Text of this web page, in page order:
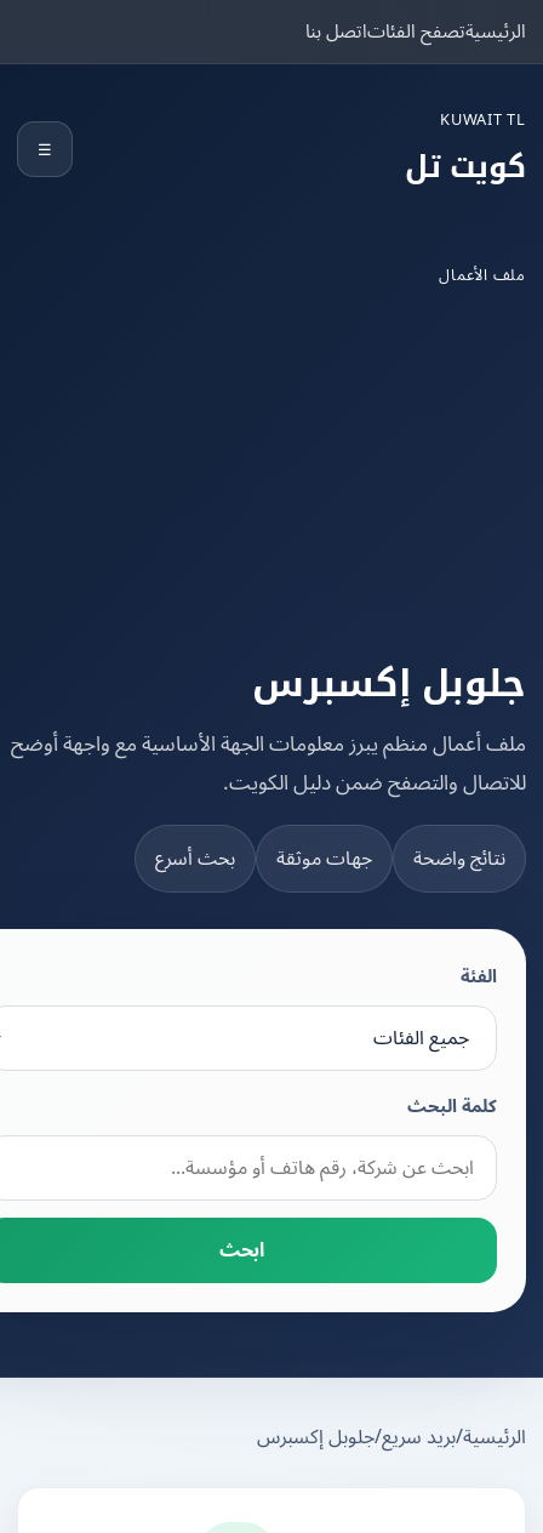
تصفح الفئاتاتصل بنا
تل
إكسبرس
منظم يبرز معلومات الجهة الأساسية مع واجهة أوضح
والتصفح ضمن دليل الكويت.
واضحة جهات موثقة بحث أسرع
كلمة البحث
ابحث
/بريد سريع/جلوبل إكسبرس